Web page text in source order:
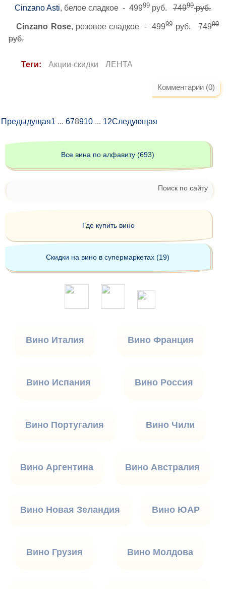
Cinzano Asti, белое сладкое - 49999 руб. 74999руб.
Cinzano Rose, розовое сладкое - 49999 руб.74999
руб.
Теги: Акции-скидки ЛЕНТА
Комментарии (0)
Предыдущая1 ... 678910 ... 12Следующая
Все вина по алфавиту (693)
Поиск по сайту
Где купить вино
Скидки на вино в супермаркетах (19)
Вино Италия Вино Франция
Вино Испания Вино Россия
Вино Португалия Вино Чили
Вино Аргентина Вино Австралия
Вино Новая Зеландия Вино ЮАР
Вино Грузия Вино Молдова